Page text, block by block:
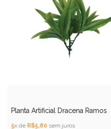
Planta Artificial Dracena Ramos
5x de R$5,80 sem juros